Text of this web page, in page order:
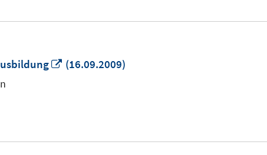
In
(16.09.2009)